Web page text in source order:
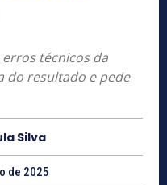
técnicos da
do resultado e pede
Silva
de 2025